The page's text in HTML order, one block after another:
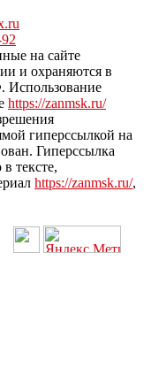
на сайте
и охраняются в
Использование
https://zanmsk.ru/
гиперссылкой на
Гиперссылка
тексте,
https://zanmsk.ru/,